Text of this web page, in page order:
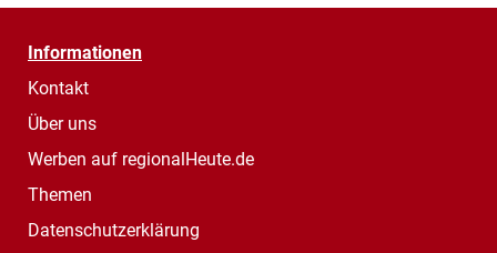
Informationen
Kontakt
Über uns
Werben auf regionalHeute.de
Themen
Datenschutzerklärung